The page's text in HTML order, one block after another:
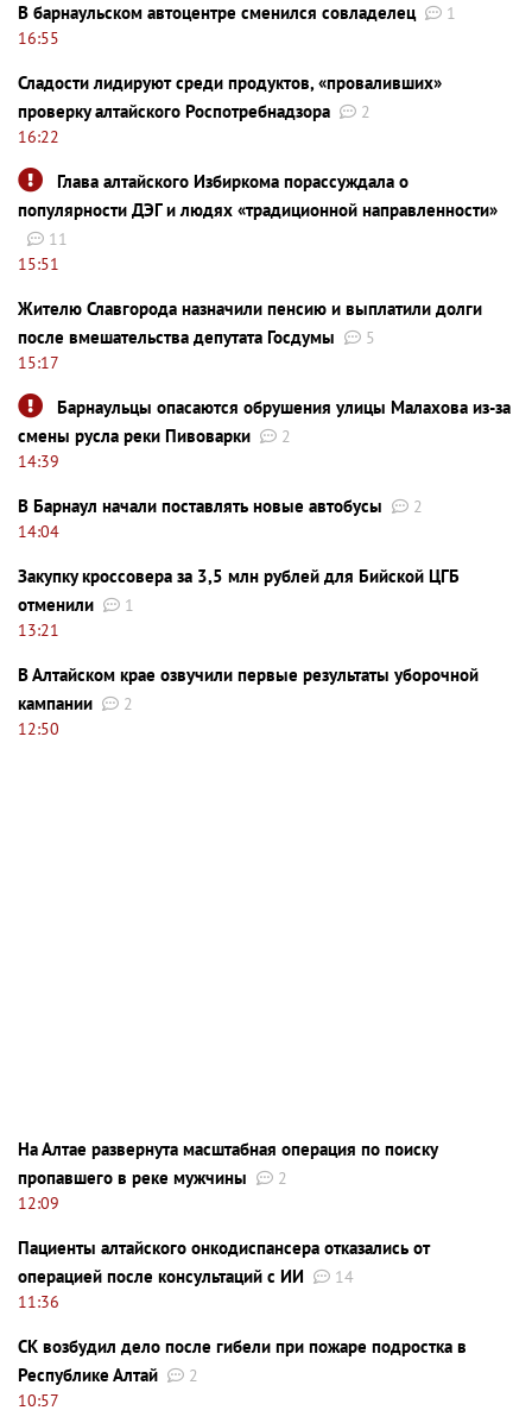
В барнаульском автоцентре сменился совладелец
1
16:55
Сладости лидируют среди продуктов, «проваливших»
проверку алтайского Роспотребнадзора
2
16:22
Глава алтайского Избиркома порассуждала о
популярности ДЭГ и людях «традиционной направленности»
11
15:51
Жителю Славгорода назначили пенсию и выплатили долги
после вмешательства депутата Госдумы
5
15:17
Барнаульцы опасаются обрушения улицы Малахова из-за
смены русла реки Пивоварки
2
14:39
В Барнаул начали поставлять новые автобусы
2
14:04
Закупку кроссовера за 3,5 млн рублей для Бийской ЦГБ
отменили
1
13:21
В Алтайском крае озвучили первые результаты уборочной
кампании
2
12:50
На Алтае развернута масштабная операция по поиску
пропавшего в реке мужчины
2
12:09
Пациенты алтайского онкодиспансера отказались от
операцией после консультаций с ИИ
14
11:36
СК возбудил дело после гибели при пожаре подростка в
Республике Алтай
2
10:57